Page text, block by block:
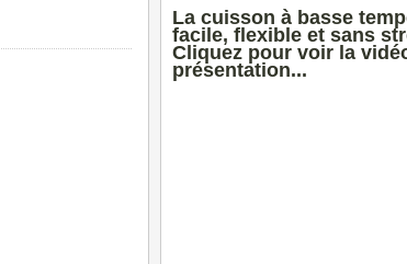
La cuisson à basse
facile, flexible et sans
Cliquez pour voir la
présentation...